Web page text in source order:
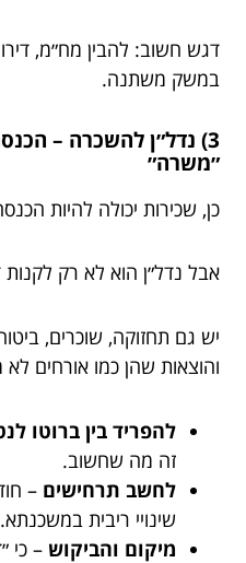
דגש חשוב: להבין מח״מ,
במשק משתנה.
3) נדל״ן להשכרה –
״משרה״
כן, שכירות יכולה להיות
אבל נדל״ן הוא לא רק
יש גם תחזוקה, שוכרים,
והוצאות שהן כמו אורחים לא
להפריד בין ברוטו
זה מה שחשוב.
לחשב תרחישים –
שינויי ריבית במשכנתא.
מיקום והביקוש – כי